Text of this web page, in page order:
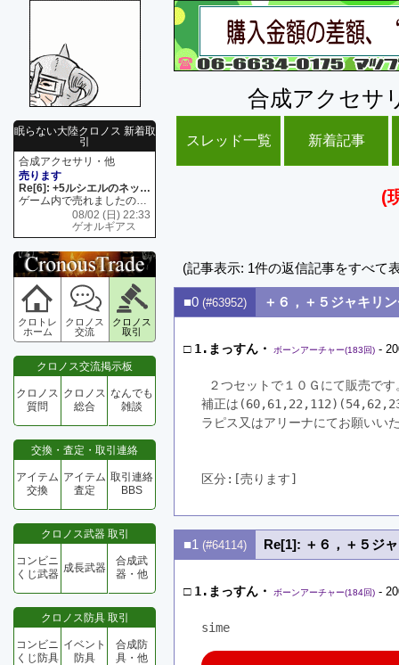
眠らない大陸クロノス 新着取
引
合成アクセサリ・他
売ります
Re[6]: +5ルシエルのネックレス
ゲーム内で売れましたので 在庫がネク1 リング4 となります リングのお値段は80G といたします
08/02 (日) 22:33
ゲオルギアス
クロトレ
ホーム
クロノス
交流
クロノス
取引
クロノス交流掲示板
クロノス
質問
クロノス
総合
なんでも
雑談
交換・査定・取引連絡
アイテム
交換
アイテム
査定
取引連絡
BBS
クロノス武器 取引
コンビニ
くじ武器 成長武器
合成武
器・他
クロノス防具 取引
コンビニ
くじ防具
イベント
防具
合成防
具・他
合成アクセサ
スレッド一覧 新着記事
(
(記事表示: 1件の返信記事をすべて
■0 (#63952) ＋６，＋５ジャキリ
□ 1.まっすん・ ボーンアーチャー(183回) -
２つセットで１０Ｇにて販売です
補正は
ラピス又はアリーナにてお願いい
区分:[売ります]
■1 (#64114) Re[1]: ＋６，＋５ジ
□ 1.まっすん・ ボーンアーチャー(184回) -
sime